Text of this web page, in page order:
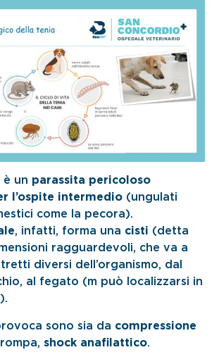
è un parassita pericoloso
l’ospite intermedio (ungulati
come la pecora).
, infatti, forma una cisti (detta
ragguardevoli, che va a
diversi dell’organismo, dal
al fegato (m può localizzarsi in
sono sia da compressione
shock anafilattico.